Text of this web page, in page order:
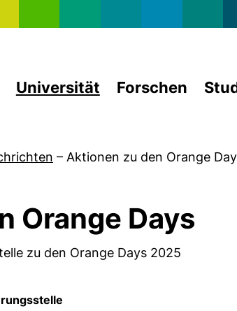
Universität Forschen
– Aktionen zu den Orange
Orange Days
zu den Orange Days 2025